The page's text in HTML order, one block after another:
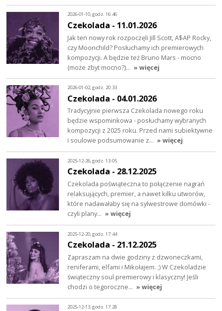
2026-01-10, godz. 16:46
Czekolada - 11.01.2026
Jak ten nowy rok rozpoczęli Jill Scott, A$AP Rocky,
czy Moonchild? Posłuchamy ich premierowych
kompozycji. A będzie też Bruno Mars - mocno
(może zbyt mocno?)… » więcej
2026-01-02, godz. 20:33
Czekolada - 04.01.2026
Tradycyjnie pierwsza Czekolada nowego roku
będzie wspominkowa - posłuchamy wybranych
kompozycji z 2025 roku. Przed nami subiektywne
i soulowe podsumowanie z… » więcej
2025-12-26, godz. 13:05
Czekolada - 28.12.2025
Czekolada poświąteczna to połączenie nagrań
relaksujących, premier, a nawet kilku utworów,
które nadawałaby się na sylwestrowe domówki -
czyli plany… » więcej
2025-12-20, godz. 17:44
Czekolada - 21.12.2025
Zapraszam na dwie godziny z dzwoneczkami,
reniferami, elfami i Mikołajem. ;) W Czekoladzie
świąteczny soul premierowy i klasyczny! Jeśli
chodzi o tegoroczne… » więcej
2025-12-13, godz. 17:28